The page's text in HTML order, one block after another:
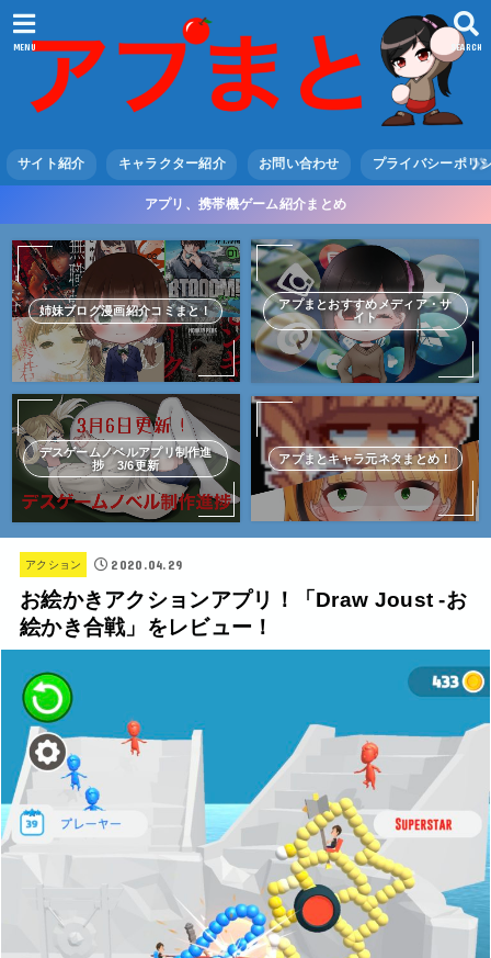
SEARCH
MENU
サイト紹介 キャラクター紹介 お問い合わせ プライバシーポリ
アプリ、携帯機ゲーム紹介まとめ
姉妹ブログ漫画紹介コミまと！
アプまとおすすめメディア・サ
イト
デスゲームノベルアプリ制作進
捗 3/6更新
アプまとキャラ元ネタまとめ！
アクション 2020.04.29
お絵かきアクションアプリ！「Draw Joust -お
絵かき合戦」をレビュー！